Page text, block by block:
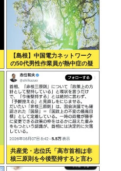
【島根】中国電力ネットワーク
の50代男性作業員が熱中症の疑
いで死亡 鉄塔の保守作業後に倒
れる 邑南町
共産党・志位氏「高市首相は非
核三原則を今後堅持すると言わ
ない！」